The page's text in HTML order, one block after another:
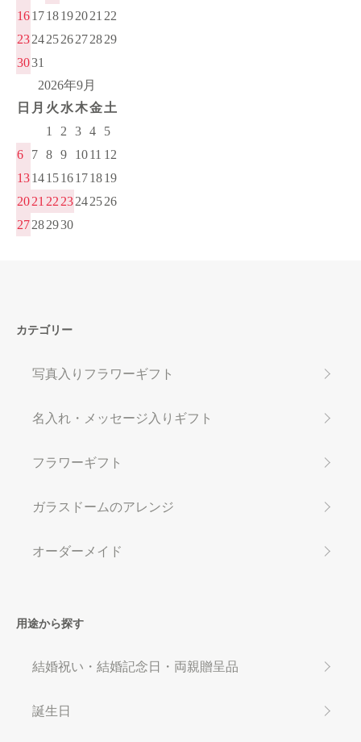
161718192021 22
23242526272829
3031
2026年9月
日 月 火 水木金土
1
2 3 4
5
6
7 8 9 1011 12
13141516171819
2021 22 23242526
27282930
カテゴリー
写真入りフラワーギフト
名入れ・メッセージ入りギフト
フラワーギフト
ガラスドームのアレンジ
オーダーメイド
用途から探す
結婚祝い・結婚記念日・両親贈呈品
誕生日